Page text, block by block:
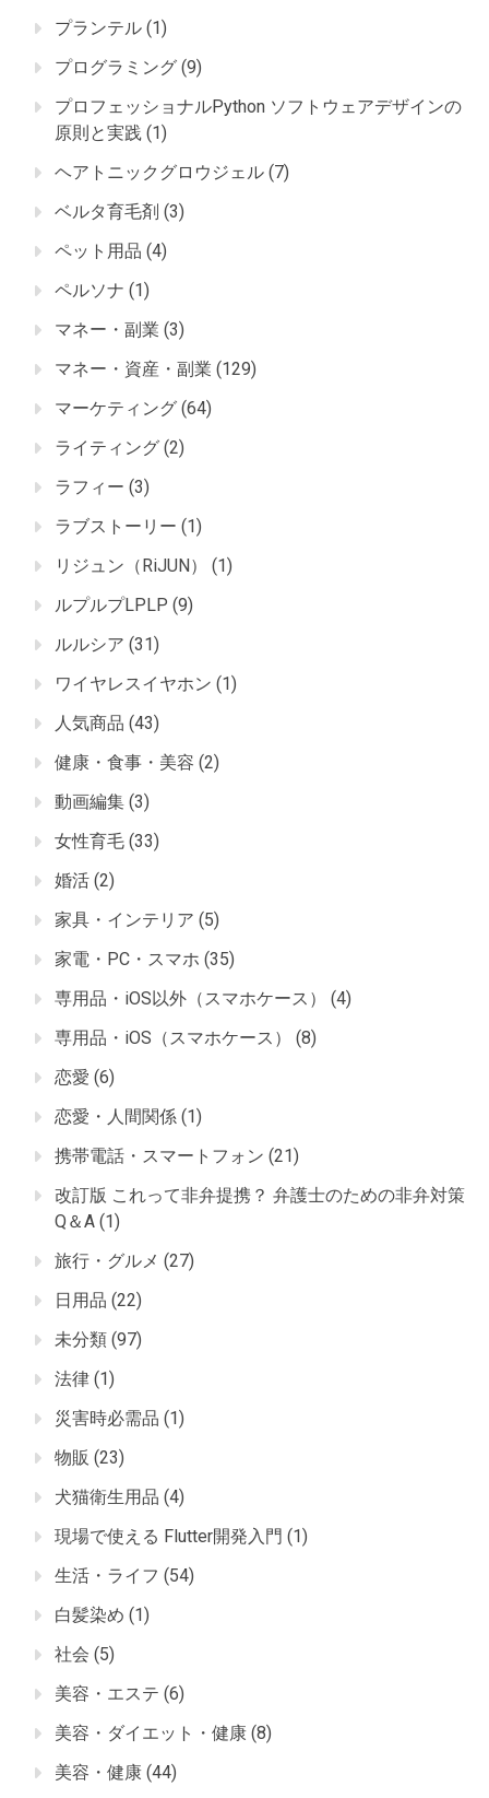
プランテル (1)
プログラミング (9)
プロフェッショナルPython ソフトウェアデザインの
原則と実践 (1)
ヘアトニックグロウジェル (7)
ベルタ育毛剤 (3)
ペット用品 (4)
ペルソナ (1)
マネー・副業 (3)
マネー・資産・副業 (129)
マーケティング (64)
ライティング (2)
ラフィー (3)
ラブストーリー (1)
リジュン（RiJUN）
(1)
ルプルプLPLP (9)
ルルシア (31)
ワイヤレスイヤホン (1)
人気商品 (43)
健康・食事・美容 (2)
動画編集 (3)
女性育毛 (33)
婚活 (2)
家具・インテリア (5)
家電・PC・スマホ (35)
専用品・iOS以外（スマホケース）
(4)
専用品・iOS（スマホケース）
(8)
恋愛 (6)
恋愛・人間関係 (1)
携帯電話・スマートフォン (21)
改訂版 これって非弁提携？ 弁護士のための非弁対策
Q＆A (1)
旅行・グルメ (27)
日用品 (22)
未分類 (97)
法律 (1)
災害時必需品 (1)
物販 (23)
犬猫衛生用品 (4)
現場で使える Flutter開発入門 (1)
生活・ライフ (54)
白髪染め (1)
社会 (5)
美容・エステ (6)
美容・ダイエット・健康 (8)
美容・健康 (44)